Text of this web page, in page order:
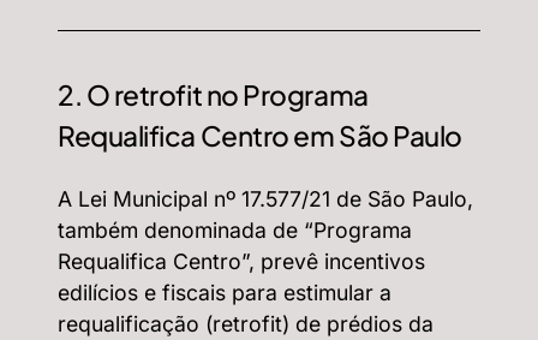
2. O retrofit no Programa
Requalifica Centro em São Paulo
A Lei Municipal nº 17.577/21 de São Paulo,
também denominada de “Programa
Requalifica Centro”, prevê incentivos
edilícios e fiscais para estimular a
requalificação (retrofit) de prédios da